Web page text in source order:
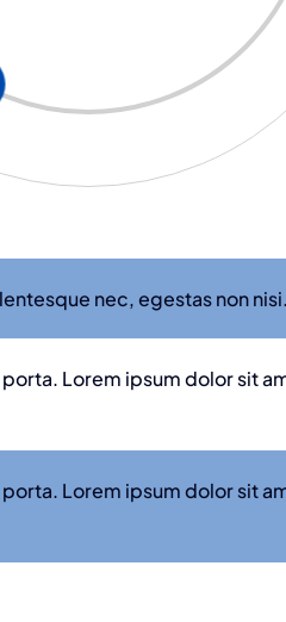
nec, egestas non
Lorem ipsum dolor sit
Lorem ipsum dolor sit